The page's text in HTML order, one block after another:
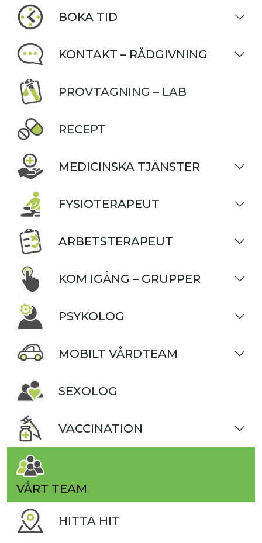
BOKA TID
KONTAKT – RÅDGIVNING
PROVTAGNING – LAB
RECEPT
MEDICINSKA TJÄNSTER
FYSIOTERAPEUT
ARBETSTERAPEUT
KOM IGÅNG – GRUPPER
PSYKOLOG
MOBILT VÅRDTEAM
SEXOLOG
VACCINATION
VÅRT TEAM
HITTA HIT